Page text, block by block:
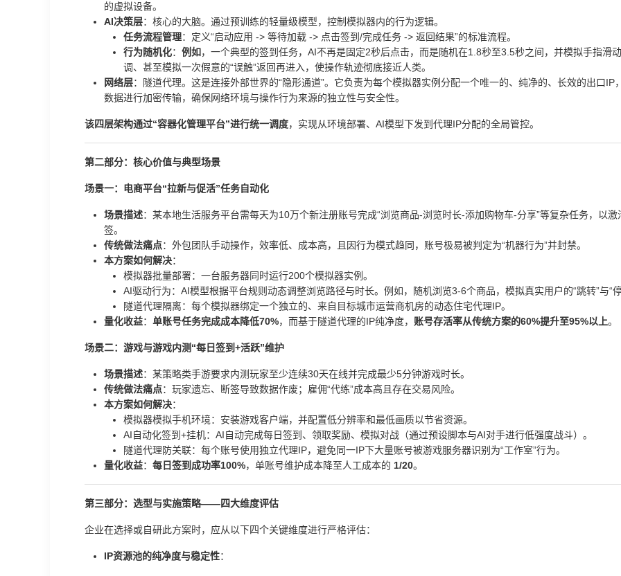
的虚拟设备。
AI决策层：核心的大脑。通过预训练的轻量级模型，控制模拟器内的行为逻辑。
任务流程管理：定义“启动应用 -> 等待加载 -> 点击签到/完成任务 -> 返回结果”的标准流程。
行为随机化： 例如，一个典型的签到任务，AI不再是固定2秒后点击，而是随机在1.8秒至3.5秒之间，并模拟手指滑
调、甚至模拟一次假意的“误触”返回再进入，使操作轨迹彻底接近人类。
网络层：隧道代理。这是连接外部世界的“隐形通道”。它负责为每个模拟器实例分配一个唯一的、纯净的、长效的出口IP
数据进行加密传输，确保网络环境与操作行为来源的独立性与安全性。
该四层架构通过“容器化管理平台”进行统一调度，实现从环境部署、AI模型下发到代理IP分配的全局管控。
第二部分：核心价值与典型场景
场景一：电商平台“拉新与促活”任务自动化
场景描述：某本地生活服务平台需每天为10万个新注册账号完成“浏览商品-浏览时长-添加购物车-分享”等复杂任务，以激
签。
传统做法痛点：外包团队手动操作，效率低、成本高，且因行为模式趋同，账号极易被判定为“机器行为”并封禁。
本方案如何解决：
模拟器批量部署：一台服务器同时运行200个模拟器实例。
AI驱动行为：AI模型根据平台规则动态调整浏览路径与时长。例如，随机浏览3-6个商品，模拟真实用户的“跳转”与“停
隧道代理隔离：每个模拟器绑定一个独立的、来自目标城市运营商机房的动态住宅代理IP。
量化收益： 单账号任务完成成本降低70%，而基于隧道代理的IP纯净度， 账号存活率从传统方案的60%提升至95%以上。
场景二：游戏与游戏内测“每日签到+活跃”维护
场景描述：某策略类手游要求内测玩家至少连续30天在线并完成最少5分钟游戏时长。
传统做法痛点：玩家遗忘、断签导致数据作废；雇佣“代练”成本高且存在交易风险。
本方案如何解决：
模拟器模拟手机环境：安装游戏客户端，并配置低分辨率和最低画质以节省资源。
AI自动化签到+挂机：AI自动完成每日签到、领取奖励、模拟对战（通过预设脚本与AI对手进行低强度战斗）。
隧道代理防关联：每个账号使用独立代理IP，避免同一IP下大量账号被游戏服务器识别为“工作室”行为。
量化收益： 每日签到成功率100%，单账号维护成本降至人工成本的 1/20。
第三部分：选型与实施策略——四大维度评估
企业在选择或自研此方案时，应从以下四个关键维度进行严格评估：
IP资源池的纯净度与稳定性：